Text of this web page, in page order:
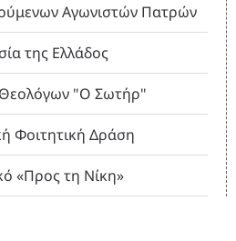
Αγωνιστών Πατρών
της Ελλάδος
"Ο Σωτήρ"
Φοιτητική Δράση
«Προς τη Νίκη»